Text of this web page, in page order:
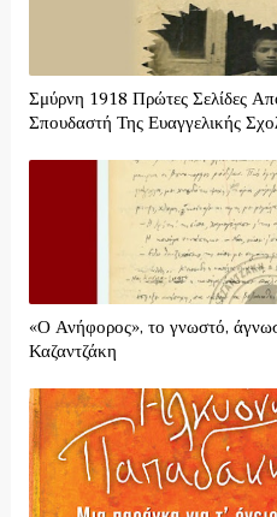
Σμύρνη 1918 Πρώτες Σελίδες
Σπουδαστή Της Ευαγγελικής
«Ο Ανήφορος», το γνωστό,
Καζαντζάκη